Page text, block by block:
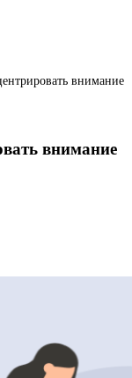
внимание
внимание